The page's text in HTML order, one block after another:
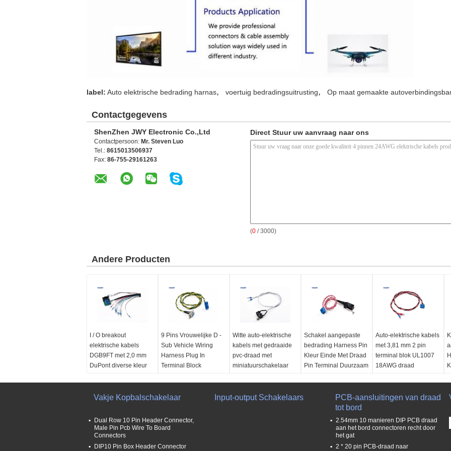
label: Auto elektrische bedrading harnas, voertuig bedradingsuitrusting, Op maat gemaakte
Contactgegevens
ShenZhen JWY Electronic Co.,Ltd
Contactpersoon: Mr. Steven Luo
Tel.: 8615013506937
Fax: 86-755-29161263
Direct Stuur uw aanvraag naar ons
(0 / 3000)
Andere Producten
I / O breakout
elektrische kabels
DGB9FT met 2,0 mm
DuPont diverse kleur
Connector/Bootlace
Recepatcle
Kabel:
aansluitingsdraad
Lange:Aanpassen
9 Pins Vrouwelijke D -
Sub Vehicle Wiring
Harness Plug In
Terminal Block
Schakelaar
Terminal:
Draadspeld terminal
Blauw eindblok
Witte auto-elektrische
kabels met gedraaide
pvc-draad met
miniatuurschakelaar
Kabel: UL 1007
Schakel aangepaste
bedrading Harness Pin
Kleur Einde Met Draad
Pin Terminal Duurzaam
ul 1007 18awg
Aanpassen
100%
open/korte test
Auto-elektrische kabels
met 3,81 mm 2 pin
terminal blok UL1007
18AWG draad
Blauw
UL1007/UL1015/of
gespecificeerde draad
Notitie:100%
Vakje Kopbalschakelaar
Dual Row 10 Pin Header Connector,
Male Pin Pcb Wire To Board
Connectors
DIP10 Pin Box Header Connector
Input-output Schakelaars
PCB-aansluitingen van draad
tot bord
2.54mm 10 manieren DIP PCB draad
aan het bord connectoren recht door
het gat
2 * 20 pin PCB-draad naar